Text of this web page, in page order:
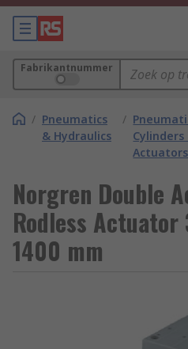
Fabrikantnummer
/ Pneumatics
& Hydraulics
/
Cylinders
Actuators
Norgren Double
Rodless Actuator
1400 mm